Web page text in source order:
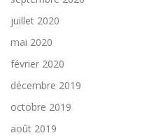
juillet 2020
mai 2020
février 2020
décembre 2019
octobre 2019
août 2019